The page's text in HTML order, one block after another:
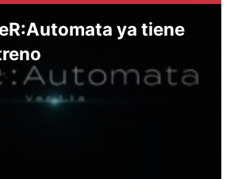
ya tiene